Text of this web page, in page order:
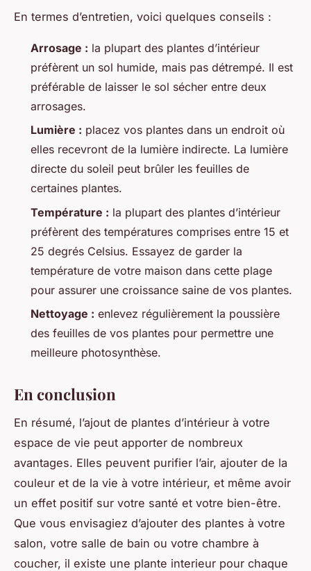
En termes d’entretien, voici quelques conseils :
Arrosage : la plupart des plantes d’intérieur
préfèrent un sol humide, mais pas détrempé. Il est
préférable de laisser le sol sécher entre deux
arrosages.
Lumière : placez vos plantes dans un endroit où
elles recevront de la lumière indirecte. La lumière
directe du soleil peut brûler les feuilles de
certaines plantes.
Température : la plupart des plantes d’intérieur
préfèrent des températures comprises entre 15 et
25 degrés Celsius. Essayez de garder la
température de votre maison dans cette plage
pour assurer une croissance saine de vos plantes.
Nettoyage : enlevez régulièrement la poussière
des feuilles de vos plantes pour permettre une
meilleure photosynthèse.
En conclusion
En résumé, l’ajout de plantes d’intérieur à votre
espace de vie peut apporter de nombreux
avantages. Elles peuvent purifier l’air, ajouter de la
couleur et de la vie à votre intérieur, et même avoir
un effet positif sur votre santé et votre bien-être.
Que vous envisagiez d’ajouter des plantes à votre
salon, votre salle de bain ou votre chambre à
coucher, il existe une plante interieur pour chaque